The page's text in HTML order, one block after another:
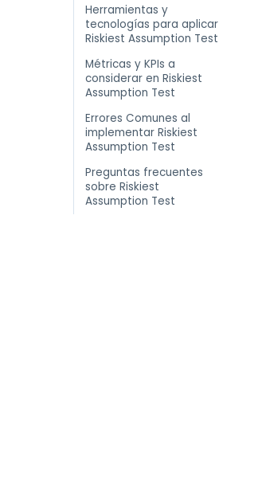
Herramientas y
tecnologías para aplicar
Riskiest Assumption Test
Métricas y KPIs a
considerar en Riskiest
Assumption Test
Errores Comunes al
implementar Riskiest
Assumption Test
Preguntas frecuentes
sobre Riskiest
Assumption Test